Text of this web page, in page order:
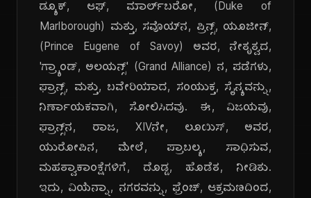
ಡ್ಯೂಕ್, ಆಫ್, ಮಾರ್ಲ್‌ಬರೋ, (Duke of
Marlborough) ಮತ್ತು, ಸವೊಯ್‌ನ, ಪ್ರಿನ್ಸ್, ಯೂಜೀನ್,
(Prince Eugene of Savoy) ಅವರ, ನೇತೃತ್ವದ,
'ಗ್ರ್ಯಾಂಡ್, ಅಲಯನ್ಸ್' (Grand Alliance) ನ, ಪಡೆಗಳು,
ಫ್ರಾನ್ಸ್, ಮತ್ತು, ಬವೇರಿಯಾದ, ಸಂಯುಕ್ತ, ಸೈನ್ಯವನ್ನು,
ನಿರ್ಣಾಯಕವಾಗಿ, ಸೋಲಿಸಿದವು. ಈ, ವಿಜಯವು,
ಫ್ರಾನ್ಸ್‌ನ, ರಾಜ, XIVನೇ, ಲೂಯಿಸ್, ಅವರ,
ಯುರೋಪಿನ, ಮೇಲೆ, ಪ್ರಾಬಲ್ಯ, ಸಾಧಿಸುವ,
ಮಹತ್ವಾಕಾಂಕ್ಷೆಗಳಿಗೆ, ದೊಡ್ಡ, ಹೊಡೆತ, ನೀಡಿತು.
ಇದು, ವಿಯೆನ್ನಾ, ನಗರವನ್ನು, ಫ್ರೆಂಚ್, ಆಕ್ರಮಣದಿಂದ,